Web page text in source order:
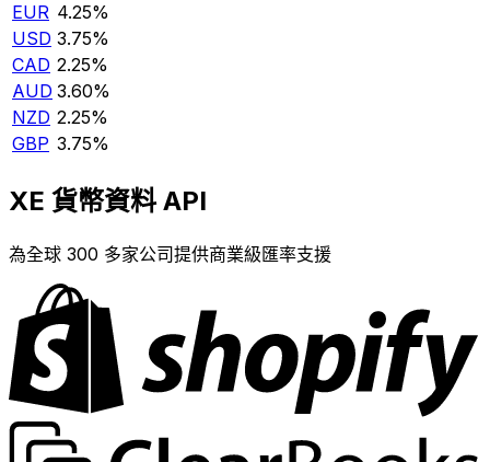
EUR 4.25%
USD 3.75%
CAD 2.25%
AUD 3.60%
NZD 2.25%
GBP 3.75%
XE 貨幣資料 API
為全球 300 多家公司提供商業級匯率支援